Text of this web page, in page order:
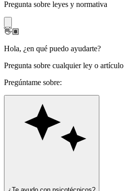
Pregunta sobre leyes y normativa
👋🏽
Hola, ¿en qué puedo ayudarte?
Pregunta sobre cualquier ley o artículo
Pregúntame sobre: